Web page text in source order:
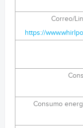
Correo/
https://
Consumo